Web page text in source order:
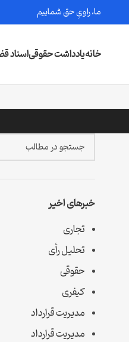
ما، راویِ حق شماییم
خانهیادداشت حقوقیاسناد
خبرهای اخیر
تجاری
تحلیل رأی
حقوقی
کیفری
مدیریت قرارداد
مدیریت قرارداد